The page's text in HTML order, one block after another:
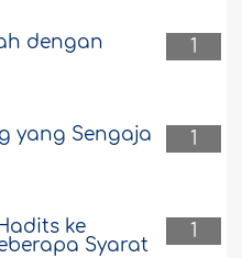
1
dengan
1
yang Sengaja
1
ke
Syarat